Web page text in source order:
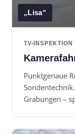
„Lisa“
TV-INSPEKTION
Punktgenaue
Grabungen –